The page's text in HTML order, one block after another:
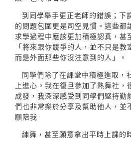
到同學舉手更正老師的錯誤；下
的問題包圍更是司空見慣。這些都
求學過程中應該更加積極認真，甚
「將來跟你競爭的人，並不只是教
而是外面那些你沒注意到的人」。
同學們除了在課堂中積極進取，
上進心。我在復旦參加了熱舞社
成發，我深深感受到同學們堅持勤
們也非常樂於分享及幫助他人，並
願陪我
練舞，甚至願意拿出平時上課的